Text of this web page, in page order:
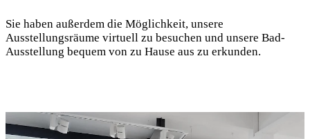
Sie haben außerdem die Möglichkeit, unsere
Ausstellungsräume virtuell zu besuchen und unsere Bad-
Ausstellung bequem von zu Hause aus zu erkunden.